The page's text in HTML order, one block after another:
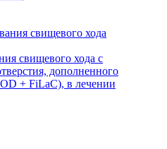
свищевого хода с
дополненного
+ FiLaC), в лечении